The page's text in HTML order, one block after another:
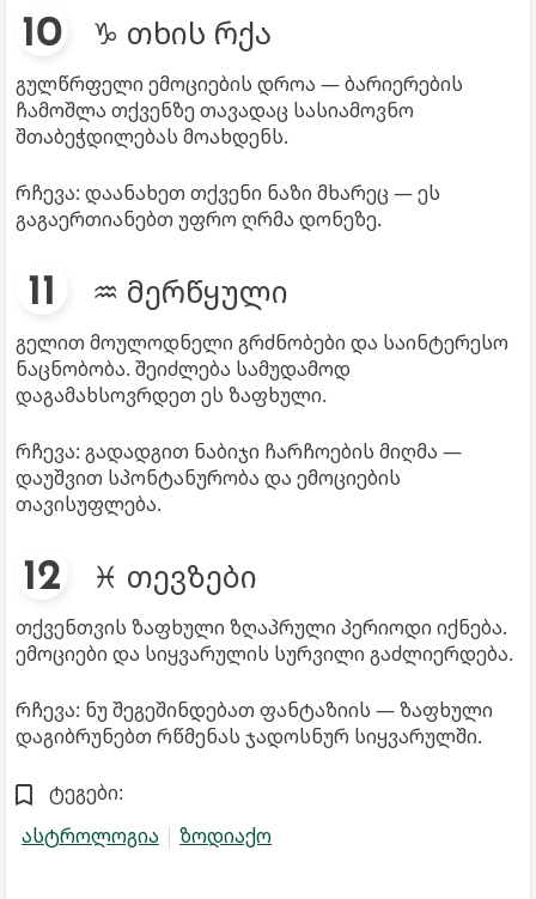
♑ თხის რქა
გულწრფელი ემოციების დროა — ბარიერების
ჩამოშლა თქვენზე თავადაც სასიამოვნო
შთაბეჭდილებას მოახდენს.
რჩევა: დაანახეთ თქვენი ნაზი მხარეც — ეს
გაგაერთიანებთ უფრო ღრმა დონეზე.
♒ მერწყული
გელით მოულოდნელი გრძნობები და საინტერესო
ნაცნობობა. შეიძლება სამუდამოდ
დაგამახსოვრდეთ ეს ზაფხული.
რჩევა: გადადგით ნაბიჯი ჩარჩოების მიღმა —
დაუშვით სპონტანურობა და ემოციების
თავისუფლება.
♓ თევზები
თქვენთვის ზაფხული ზღაპრული პერიოდი იქნება.
ემოციები და სიყვარულის სურვილი გაძლიერდება.
რჩევა: ნუ შეგეშინდებათ ფანტაზიის — ზაფხული
დაგიბრუნებთ რწმენას ჯადოსნურ სიყვარულში.
ტეგები:
ასტროლოგია
ზოდიაქო